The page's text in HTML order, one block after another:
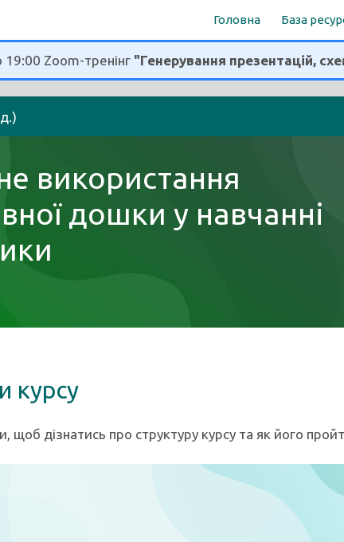
Головна База
Zoom-тренінг "Генерування презентацій,
використання
дошки у навчанні
курсу
щоб дізнатись про структуру курсу та як його